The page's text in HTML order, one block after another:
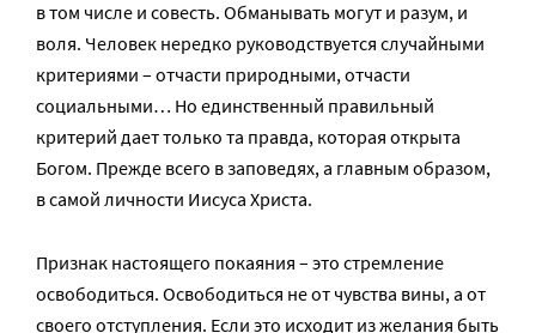
в том числе и совесть. Обманывать могут и разум, и
воля. Человек нередко руководствуется случайными
критериями – отчасти природными, отчасти
социальными… Но единственный правильный
критерий дает только та правда, которая открыта
Богом. Прежде всего в заповедях, а главным образом,
в самой личности Иисуса Христа.
Признак настоящего покаяния – это стремление
освободиться. Освободиться не от чувства вины, а от
своего отступления. Если это исходит из желания быть